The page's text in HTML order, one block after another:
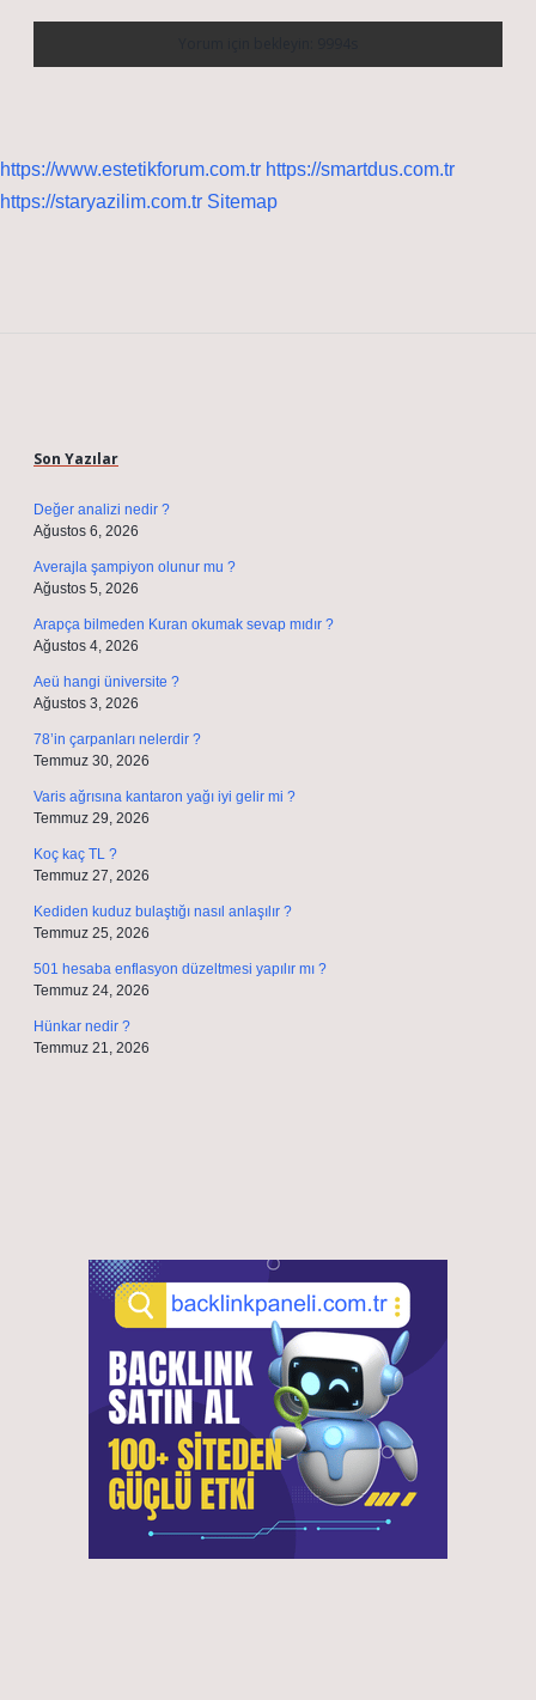
https://www.estetikforum.com.tr https://smartdus.com.tr
https://staryazilim.com.tr Sitemap
Son Yazılar
Değer analizi nedir ?
Ağustos 6, 2026
Averajla şampiyon olunur mu ?
Ağustos 5, 2026
Arapça bilmeden Kuran okumak sevap mıdır ?
Ağustos 4, 2026
Aeü hangi üniversite ?
Ağustos 3, 2026
78’in çarpanları nelerdir ?
Temmuz 30, 2026
Varis ağrısına kantaron yağı iyi gelir mi ?
Temmuz 29, 2026
Koç kaç TL ?
Temmuz 27, 2026
Kediden kuduz bulaştığı nasıl anlaşılır ?
Temmuz 25, 2026
501 hesaba enflasyon düzeltmesi yapılır mı ?
Temmuz 24, 2026
Hünkar nedir ?
Temmuz 21, 2026